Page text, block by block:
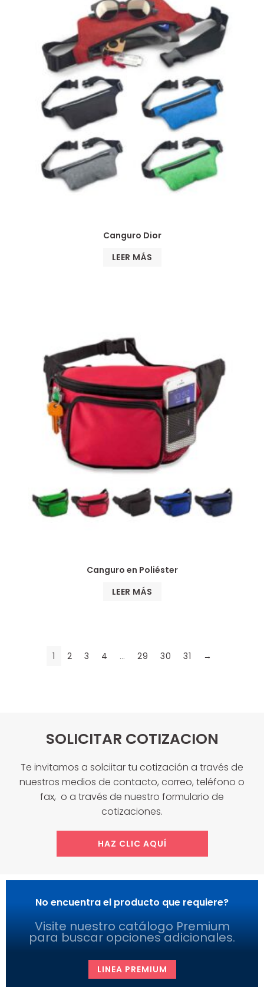
Canguro Dior
LEER MÁS
Canguro en Poliéster
LEER MÁS
1 2 3 4 … 29 30 31 →
SOLICITAR COTIZACION
Te invitamos a solciitar tu cotización a través de
nuestros medios de contacto, correo, teléfono o
fax, o a través de nuestro formulario de
cotizaciones.
HAZ CLIC AQUÍ
No encuentra el producto que requiere?
Visite nuestro catálogo Premium
para buscar opciones adicionales.
LINEA PREMIUM